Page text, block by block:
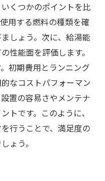
策チェックリスト
ぐための注意点
方法
めの緊急対応策
るための工夫
現するための準備
くつかのポイントを比
用する燃料の種類を確
しょう。次に、給湯能
性能面を評価します。
初期費用とランニング
なコストパフォーマン
置の容易さやメンテナ
トです。このように、
行うことで、満足度の
ょう。